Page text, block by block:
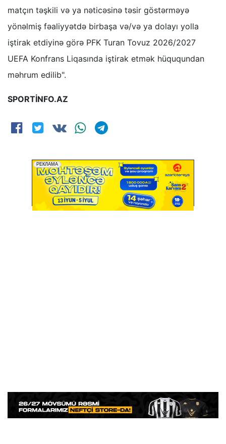
matçın təşkili və ya nəticəsinə təsir göstərməyə
yönəlmiş fəaliyyətdə birbaşa və/və ya dolayı yolla
iştirak etdiyinə görə PFK Turan Tovuz 2026/2027
UEFA Konfrans Liqasında iştirak etmək hüququndan
məhrum edilib".
SPORTİNFO.AZ